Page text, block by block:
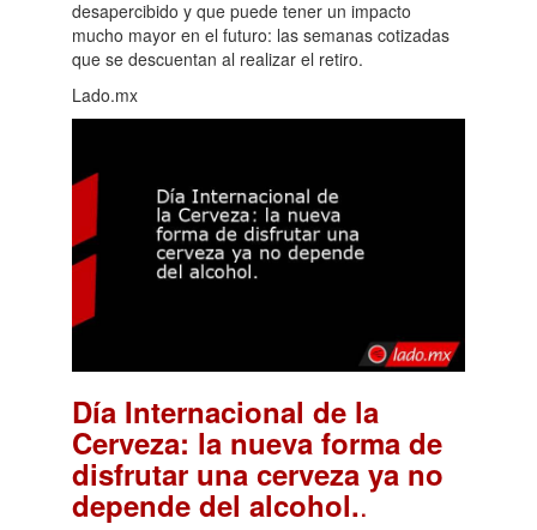
desapercibido y que puede tener un impacto
mucho mayor en el futuro: las semanas cotizadas
que se descuentan al realizar el retiro.
Lado.mx
Día Internacional de la
Cerveza: la nueva forma de
disfrutar una cerveza ya no
depende del alcohol..